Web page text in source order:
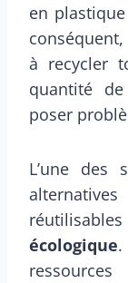
en
à recycler
quantité
poser
L’une des
écologique